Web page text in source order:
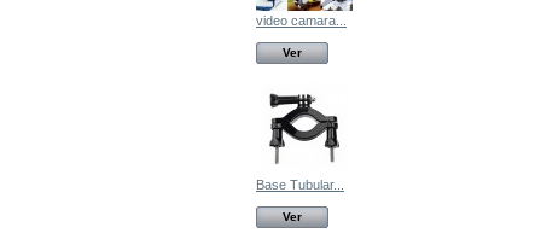
video camara...
Ver
Base Tubular...
Ver